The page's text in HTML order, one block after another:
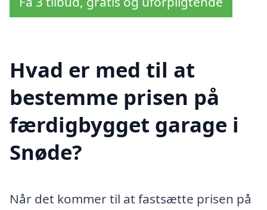
Hvad er med til at
bestemme prisen på
færdigbygget garage i
Snøde?
Når det kommer til at fastsætte prisen på